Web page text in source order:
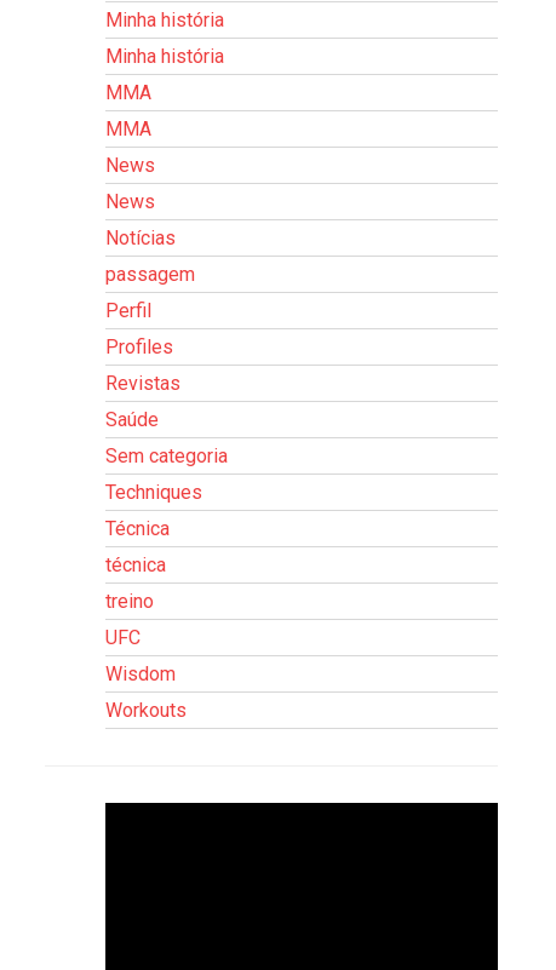
Minha história
Minha história
MMA
MMA
News
News
Notícias
passagem
Perfil
Profiles
Revistas
Saúde
Sem categoria
Techniques
Técnica
técnica
treino
UFC
Wisdom
Workouts